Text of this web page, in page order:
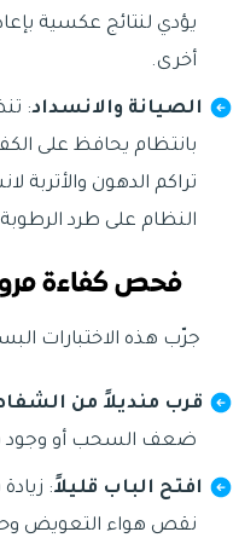
يؤدي لنتائج عكسية
أخرى.
الصيانة والانسداد:
بانتظام يحافظ على
تراكم الدهون
النظام على طرد الرطوبة
فحص كفاءة
جرّب هذه الاختبارات
قرب منديلاً من
ضعف السحب أو وجود
افتح الباب قليلاً:
نقص هواء التعويض